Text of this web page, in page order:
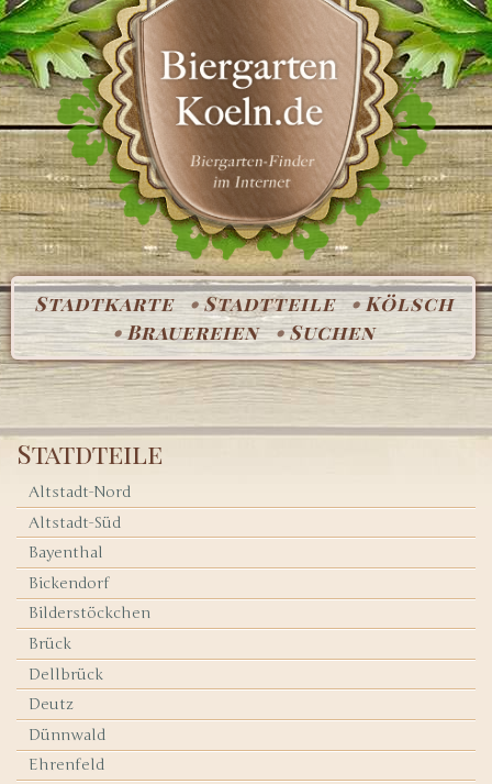
Stadtkarte Stadtteile
Kölsch
Brauereien
Suchen
Statdteile
Altstadt-Nord
Altstadt-Süd
Bayenthal
Bickendorf
Bilderstöckchen
Brück
Dellbrück
Deutz
Dünnwald
Ehrenfeld